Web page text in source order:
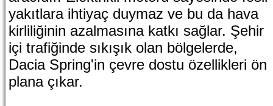
yakıtlara ihtiyaç duymaz ve bu da hava
kirliliğinin azalmasına katkı sağlar. Şehir
içi trafiğinde sıkışık olan bölgelerde,
Dacia Spring'in çevre dostu özellikleri ön
plana çıkar.